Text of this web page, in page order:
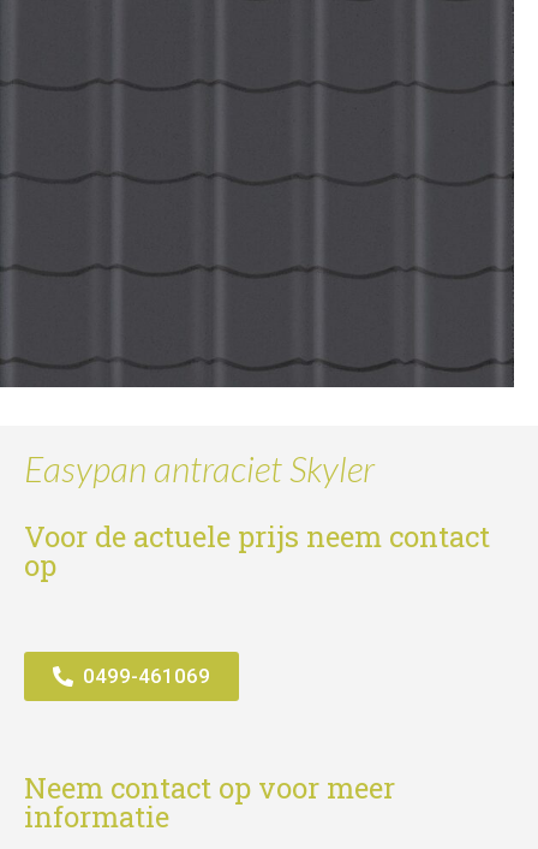
Easypan antraciet Skyler
Voor de actuele prijs neem contact
op
0499-461069
Neem contact op voor meer
informatie